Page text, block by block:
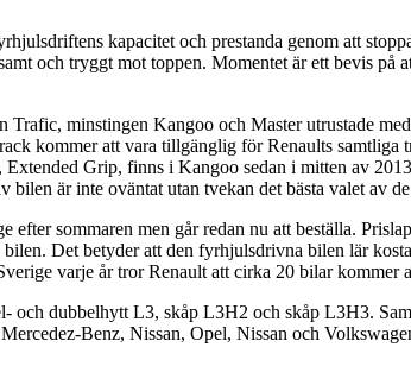
kapacitet och prestanda genom att
och tryggt mot toppen. Momentet är ett bevis på
Trafic, minstingen Kangoo och Master utrustade
kommer att vara tillgänglig för Renaults
Grip, finns i Kangoo sedan i mitten av
bilen är inte oväntat utan tvekan det bästa valet av
efter sommaren men går redan nu att beställa.
Det betyder att den fyrhjulsdrivna bilen lär
varje år tror Renault att cirka 20 bilar kommer
och dubbelhytt L3, skåp L3H2 och skåp L3H3.
Benz, Nissan, Opel, Nissan och